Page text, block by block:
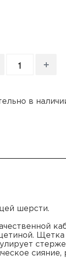
в
шерсти.
Щетка
сияние,